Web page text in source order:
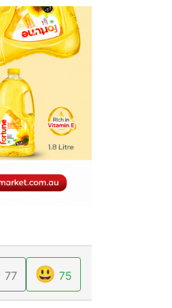
75
😃
77